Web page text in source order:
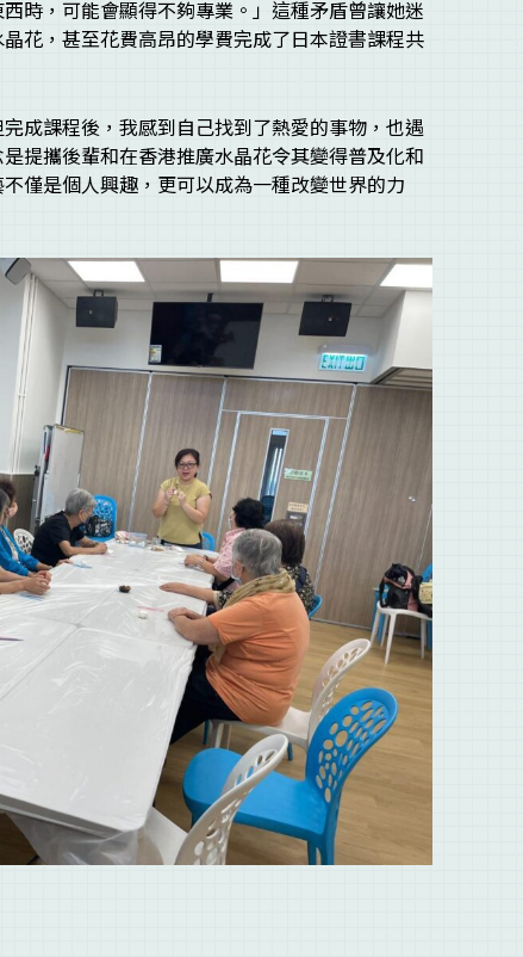
時，可能會顯得不夠專業。」這種矛盾曾讓她迷
花，甚至花費高昂的學費完成了日本證書課程共
成課程後，我感到自己找到了熱愛的事物，也遇
提攜後輩和在香港推廣水晶花令其變得普及化和
僅是個人興趣，更可以成為一種改變世界的力